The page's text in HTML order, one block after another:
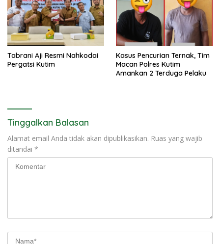
Tabrani Aji Resmi Nahkodai
Pergatsi Kutim
Kasus Pencurian Ternak, Tim
Macan Polres Kutim
Amankan 2 Terduga Pelaku
Tinggalkan Balasan
Alamat email Anda tidak akan dipublikasikan. Ruas yang wajib
ditandai *